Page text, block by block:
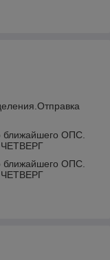
ОПС.
ЧЕТВЕРГ
ОПС.
ЧЕТВЕРГ